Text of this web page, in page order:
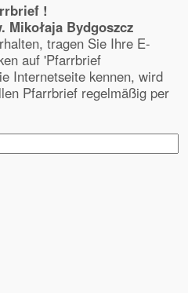
!
Mikołaja Bydgoszcz
tragen Sie Ihre E-
auf 'Pfarrbrief
Internetseite kennen, wird
Pfarrbrief regelmäßig per